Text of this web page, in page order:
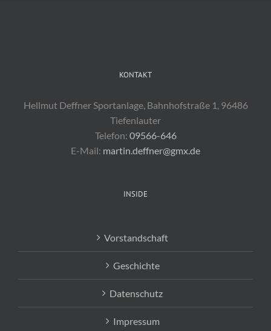
KONTAKT
Hellmut Deffner Sportanlage, Bahnhofstraße 1, 96486
Tiefenlauter
Telefon: 09566-646
E-Mail: martin.deffner@gmx.de
INSIDE
Vorstandschaft
Geschichte
Datenschutz
Impressum